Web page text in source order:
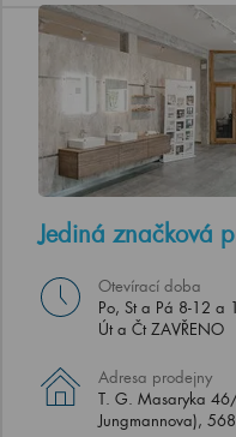
Jediná značková
Otevírací doba
Po, St a Pá 8-12 a
Út a Čt ZAVŘENO
Adresa prodejny
T. G. Masaryka
Jungmannova),